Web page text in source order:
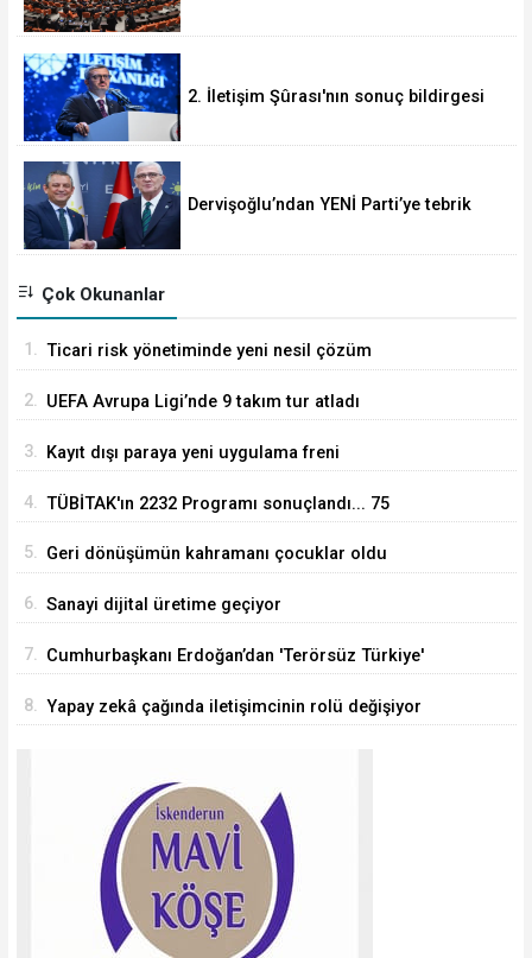
2. İletişim Şûrası'nın sonuç bildirgesi
Dervişoğlu’ndan YENİ Parti’ye tebrik
Çok Okunanlar
1. Ticari risk yönetiminde yeni nesil çözüm
2. UEFA Avrupa Ligi’nde 9 takım tur atladı
3. Kayıt dışı paraya yeni uygulama freni
4. TÜBİTAK'ın 2232 Programı sonuçlandı... 75
5. Geri dönüşümün kahramanı çocuklar oldu
6. Sanayi dijital üretime geçiyor
7. Cumhurbaşkanı Erdoğan’dan 'Terörsüz Türkiye'
8. Yapay zekâ çağında iletişimcinin rolü değişiyor